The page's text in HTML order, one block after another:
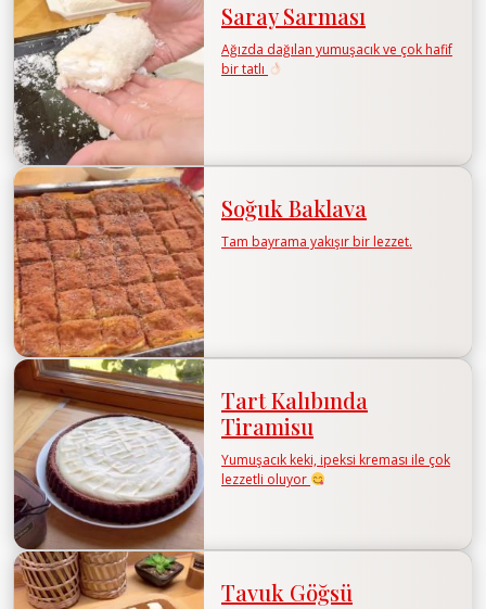
Saray Sarması
Ağızda dağılan yumuşacık ve çok hafif
bir tatlı
Soğuk Baklava
Tam bayrama yakışır bir lezzet.
Tart Kalıbında
Tiramisu
Yumuşacık keki, ipeksi kreması ile çok
lezzetli oluyor
Tavuk Göğsü